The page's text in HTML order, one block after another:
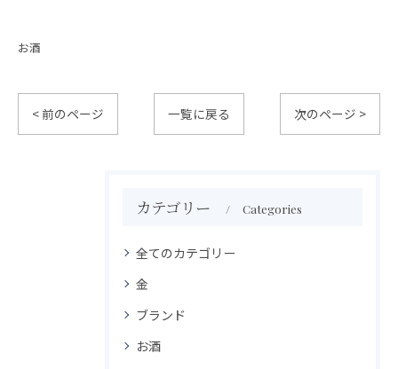
お酒
< 前のページ 一覧に戻る 次のページ >
カテゴリー Categories
全てのカテゴリー
金
ブランド
お酒